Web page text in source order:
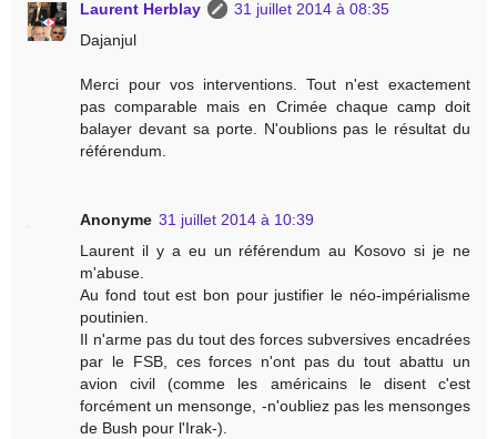
Laurent Herblay
31 juillet 2014 à 08:35
Dajanjul
Merci pour vos interventions. Tout n'est exactement
pas comparable mais en Crimée chaque camp doit
balayer devant sa porte. N'oublions pas le résultat du
référendum.
Anonyme 31 juillet 2014 à 10:39
Laurent il y a eu un référendum au Kosovo si je ne
m'abuse.
Au fond tout est bon pour justifier le néo-impérialisme
poutinien.
Il n'arme pas du tout des forces subversives encadrées
par le FSB, ces forces n'ont pas du tout abattu un
avion civil (comme les américains le disent c'est
forcément un mensonge, -n'oubliez pas les mensonges
de Bush pour l'Irak-).